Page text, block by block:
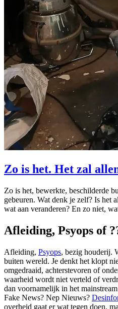
Zo is het. Het zal
Zo is het, bewerkte, beschilderde
gebeuren. Wat denk je zelf? Is het
wat aan veranderen? En zo niet,
Afleiding, Psyops of
Afleiding, Psyops, bezig houderij.
buiten wereld. Je denkt het klopt
omgedraaid, achterstevoren of
waarheid wordt niet verteld of
dan voornamelijk in het
Fake News? Nep Nieuws?
overheid gaat er wat tegen doen,